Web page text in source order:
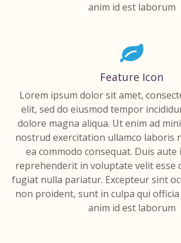
anim id est laborum
Feature Icon
Lorem ipsum dolor sit amet,
elit, sed do eiusmod tempor
dolore magna aliqua. Ut enim ad
nostrud exercitation ullamco laboris
ea commodo consequat. Duis
reprehenderit in voluptate velit esse
fugiat nulla pariatur. Excepteur sint
non proident, sunt in culpa qui
anim id est laborum